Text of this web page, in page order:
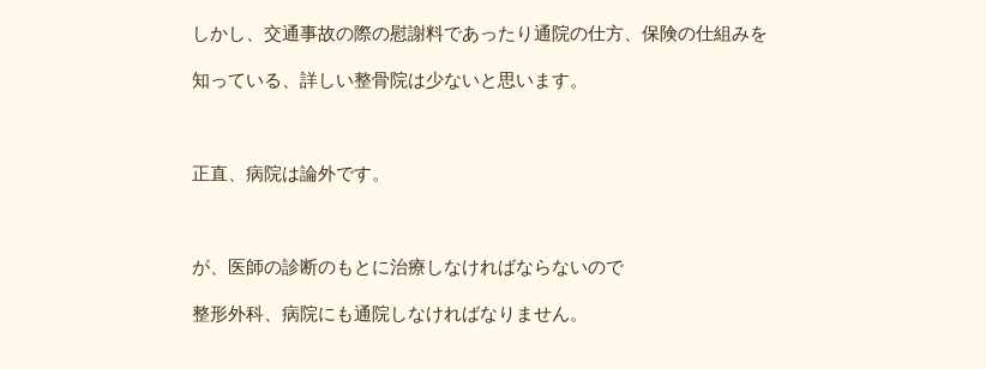
しかし、交通事故の際の慰謝料であったり通院の仕方、保険の仕組みを
知っている、詳しい整骨院は少ないと思います。
正直、病院は論外です。
が、医師の診断のもとに治療しなければならないので
整形外科、病院にも通院しなければなりません。